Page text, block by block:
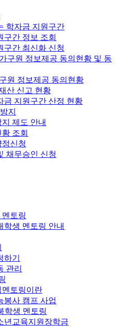
학자금 지원구간
구간 정보 조회
구간 최신화 신청
구원 정보제공 동의현황 및 동
원 정보제공 동의현황
산 신고 현황
금 지원구간 산정 현황
지
제도 안내
조회
신청
채무승인 신청
토링
학생 멘토링 안내
하기
관리
토링이란
봉사 캠프 사업
학생 멘토링
년교육지원장학금